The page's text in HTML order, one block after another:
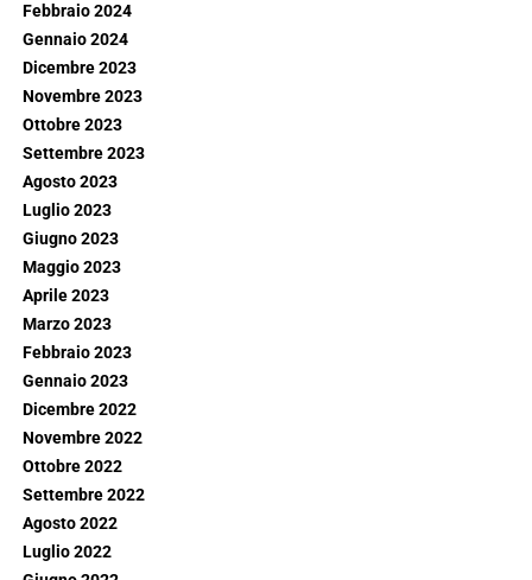
Febbraio 2024
Gennaio 2024
Dicembre 2023
Novembre 2023
Ottobre 2023
Settembre 2023
Agosto 2023
Luglio 2023
Giugno 2023
Maggio 2023
Aprile 2023
Marzo 2023
Febbraio 2023
Gennaio 2023
Dicembre 2022
Novembre 2022
Ottobre 2022
Settembre 2022
Agosto 2022
Luglio 2022